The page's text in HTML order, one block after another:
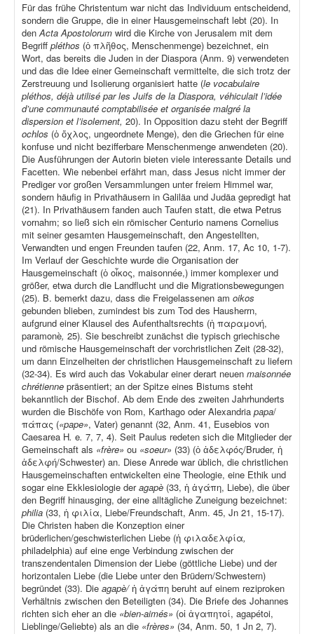
Für das frühe Christentum war nicht das Individuum entscheidend,
sondern die Gruppe, die in einer Hausgemeinschaft lebt (20). In
denActa Apostolorum wird die Kirche von Jerusalem mit dem
Begriff pléthos (ὁ πλῆθος, Menschenmenge) bezeichnet, ein
Wort, das bereits die Juden in der Diaspora (Anm. 9) verwendeten
und das die Idee einer Gemeinschaft vermittelte, die sich trotz der
Zerstreuung und Isolierung organisiert hatte (le vocabulaire
pléthos, déjà utilisé par les Juifs de la Diaspora, véhiculait l’idée
d’une communauté comptabilisée et organisée malgré la
dispersion et l’isolement, 20). In Opposition dazu steht der Begriff
ochlos (ὁ ὄχλος, ungeordnete Menge), den die Griechen für eine
konfuse und nicht bezifferbare Menschenmenge anwendeten (20).
Die Ausführungen der Autorin bieten viele interessante Details und
Facetten. Wie nebenbei erfährt man, dass Jesus nicht immer der
Prediger vor großen Versammlungen unter freiem Himmel war,
sondern häufig in Privathäusern in Galiläa und Judäa gepredigt hat
(21). In Privathäusern fanden auch Taufen statt, die etwa Petrus
vornahm; so ließ sich ein römischer Centurio namens Cornelius
mit seiner gesamten Hausgemeinschaft, den Angestellten,
Verwandten und engen Freunden taufen (22, Anm. 17, Ac 10, 1-7).
Im Verlauf der Geschichte wurde die Organisation der
Hausgemeinschaft (ὁ οἶκος, maisonnée,) immer komplexer und
größer, etwa durch die Landflucht und die Migrationsbewegungen
(25). B. bemerkt dazu, dass die Freigelassenen am oikos
gebunden blieben, zumindest bis zum Tod des Hausherrn,
aufgrund einer Klausel des Aufenthaltsrechts (ἡ παραμονή,
paramonè, 25). Sie beschreibt zunächst die typisch griechische
und römische Hausgemeinschaft der vorchristlichen Zeit (28-32),
um dann Einzelheiten der christlichen Hausgemeinschaft zu liefern
(32-34). Es wird auch das Vokabular einer derart neuen maisonnée
chrétienne präsentiert; an der Spitze eines Bistums steht
bekanntlich der Bischof. Ab dem Ende des zweiten Jahrhunderts
wurden die Bischöfe von Rom, Karthago oder Alexandria papa/
πάπας («pape», Vater) genannt (32, Anm. 41, Eusebios von
Caesarea H. e. 7, 7, 4). Seit Paulus redeten sich die Mitglieder der
Gemeinschaft als «frère» ou «soeur» (33) (ὁ ἀδελφός/Bruder, ἡ
ἀδελφή/Schwester) an. Diese Anrede war üblich, die christlichen
Hausgemeinschaften entwickelten eine Theologie, eine Ethik und
sogar eine Ekklesiologie deragapè (33, ἡ ἀγάπη, Liebe), die über
den Begriff hinausging, der eine alltägliche Zuneigung bezeichnet:
philia (33, ἡ φιλία, Liebe/Freundschaft, Anm. 45, Jn 21, 15-17).
Die Christen haben die Konzeption einer
brüderlichen/geschwisterlichen Liebe (ἡ φιλαδελφία,
philadelphia) auf eine enge Verbindung zwischen der
transzendentalen Dimension der Liebe (göttliche Liebe) und der
horizontalen Liebe (die Liebe unter den Brüdern/Schwestern)
begründet (33). Die agapè/ἡ ἀγάπη beruht auf einem reziproken
Verhältnis zwischen den Beteiligten (34). Die Briefe des Johannes
richten sich eher an die «bien-aimés» (οἱ ἀγαπητοί, agapétoi,
Lieblinge/Geliebte) als an die «frères» (34, Anm. 50, 1 Jn 2, 7).